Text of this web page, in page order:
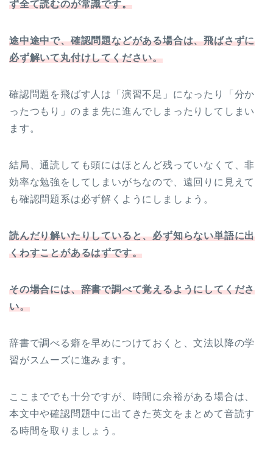
ず全て読むのが常識です。
途中途中で、確認問題などがある場合は、飛ばさずに
必ず解いて丸付けしてください。
確認問題を飛ばす人は「演習不足」になったり「分か
ったつもり」のまま先に進んでしまったりしてしまい
ます。
結局、通読しても頭にはほとんど残っていなくて、非
効率な勉強をしてしまいがちなので、遠回りに見えて
も確認問題系は必ず解くようにしましょう。
読んだり解いたりしていると、必ず知らない単語に出
くわすことがあるはずです。
その場合には、辞書で調べて覚えるようにしてくださ
い。
辞書で調べる癖を早めにつけておくと、文法以降の学
習がスムーズに進みます。
ここまででも十分ですが、時間に余裕がある場合は、
本文中や確認問題中に出てきた英文をまとめて音読す
る時間を取りましょう。